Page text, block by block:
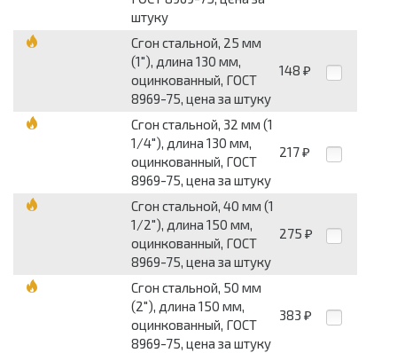
штуку
Сгон стальной, 25 мм
(1"), длина 130 мм,
оцинкованный, ГОСТ
8969-75, цена за штуку
148 ₽
Сгон стальной, 32 мм (1
1/4"), длина 130 мм,
оцинкованный, ГОСТ
8969-75, цена за штуку
217 ₽
Сгон стальной, 40 мм (1
1/2"), длина 150 мм,
оцинкованный, ГОСТ
8969-75, цена за штуку
275 ₽
Сгон стальной, 50 мм
(2"), длина 150 мм,
оцинкованный, ГОСТ
8969-75, цена за штуку
383 ₽